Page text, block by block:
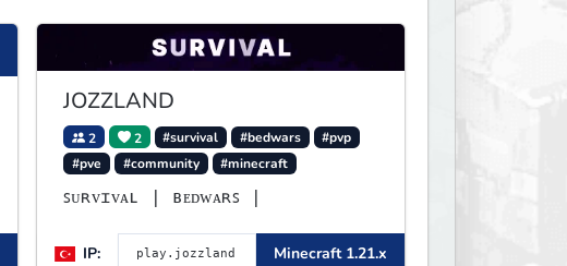
JOZZLAND
2 2 #survival #bedwars
#pvp
#pve
#community #minecraft
ꜱᴜʀᴠɪᴠᴀʟ | ʙᴇᴅᴡᴀʀꜱ |
IP: Minecraft 1.21.x